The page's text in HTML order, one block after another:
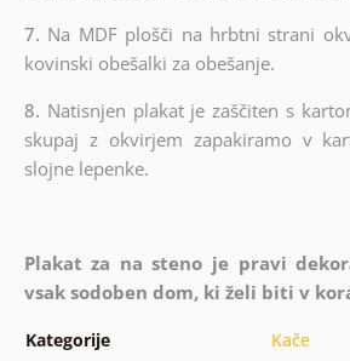
7. Na MDF plošči na hrbtni strani
kovinski obešalki za obešanje.
8. Natisnjen plakat je zaščiten s
skupaj z okvirjem zapakiramo v
slojne lepenke.
Plakat za na steno je pravi
vsak sodoben dom, ki želi biti v
Kategorije Kače